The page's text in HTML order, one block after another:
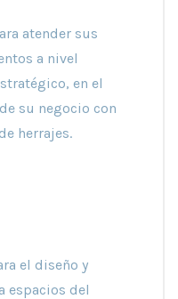
atender sus
a nivel
en el
su negocio con
herrajes.
el diseño y
espacios del